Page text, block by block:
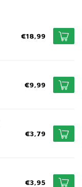
€18,99
€9,99
€3,79
€3,95